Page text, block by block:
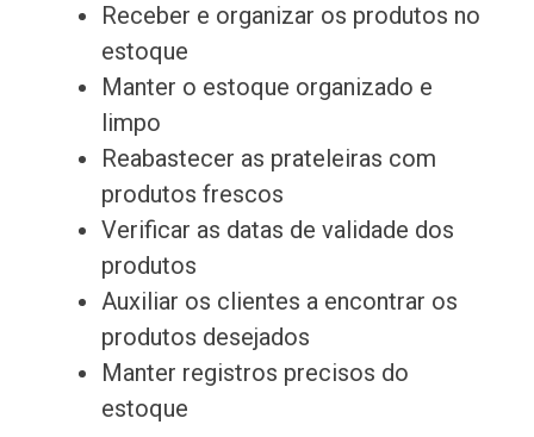
Receber e organizar os produtos no
estoque
Manter o estoque organizado e
limpo
Reabastecer as prateleiras com
produtos frescos
Verificar as datas de validade dos
produtos
Auxiliar os clientes a encontrar os
produtos desejados
Manter registros precisos do
estoque